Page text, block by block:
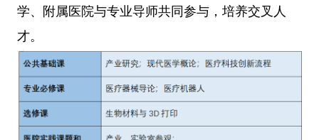
学、附属医院与专业导师共同参与，培养交叉人
才。